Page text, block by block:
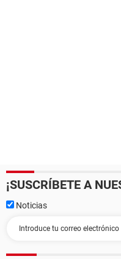
¡SUSCRÍBETE A
Noticias